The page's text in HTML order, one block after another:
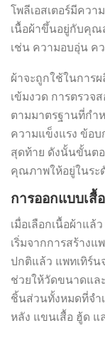
โพลีเอสเตอร์มีคว
เนื้อผ้าขึ้นอยู่กับคุ
เช่น ความอบอุ่น ค
ผ้าจะถูกใช้ในการ
เข้มงวด การตรวจ
ตามมาตรฐานที่กำ
ความแข็งแรง ข้อ
สุดท้าย ดังนั้นขั้นต
คุณภาพให้อยู่ในระ
การออกแบบเสื้
เมื่อเลือกเนื้อผ้าแ
เริ่มจากการสร้าง
ปกติแล้ว แพทเทิร์น
ช่วยให้วัดขนาดแล
ชิ้นส่วนทั้งหมดที่จำ
หลัง แขนเสื้อ ฮู้ด แ